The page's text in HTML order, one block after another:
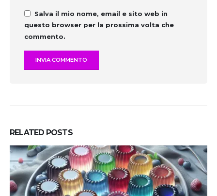
Salva il mio nome, email e sito web in
questo browser per la prossima volta che
commento.
RELATED POSTS